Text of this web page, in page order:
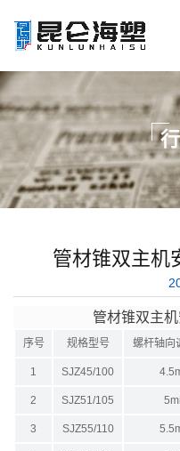
管材锥双主机
管材锥双主
序号 规格型号 螺杆轴向
1 SJZ45/100
2 SJZ51/105
3 SJZ55/110